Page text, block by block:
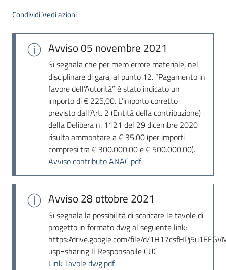
Seguici
CondividiVedi azioni
Avviso05 novembre 2021
Si segnala che per mero errore materiale, nel
disciplinare di gara, al punto 12. “Pagamento in
favore dell’Autorità” è stato indicato un
importo di € 225,00. L’importo corretto
previsto dall’Art. 2 (Entità della contribuzione)
della Delibera n. 1121 del 29 dicembre 2020
risulta ammontare a € 35,00 (per importi
compresi tra € 300.000,00 e € 500.000,00).
Avviso contributo ANAC.pdf
Avviso 28 ottobre 2021
Si segnala la possibilità di scaricare le tavole di
progetto in formato dwg al seguente link:
https://drive.google.com/file/d/
usp=sharing Il Responsabile CUC
Link Tavole dwg.pdf